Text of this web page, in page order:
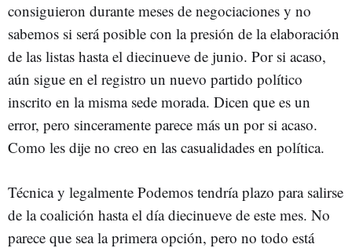
consiguieron durante meses de negociaciones y no
sabemos si será posible con la presión de la elaboración
de las listas hasta el diecinueve de junio. Por si acaso,
aún sigue en el registro un nuevo partido político
inscrito en la misma sede morada. Dicen que es un
error, pero sinceramente parece más un por si acaso.
Como les dije no creo en las casualidades en política.
Técnica y legalmente Podemos tendría plazo para salirse
de la coalición hasta el día diecinueve de este mes. No
parece que sea la primera opción, pero no todo está